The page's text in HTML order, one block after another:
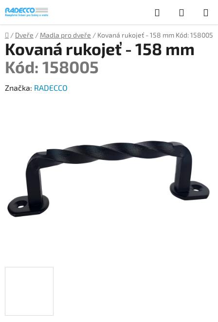
na
obsah
Hledat
KOŠÍK
Domů
/ Dveře / Madla pro dveře / Kovaná rukojeť - 158 mm Kód: 158005
Kovaná rukojeť - 158 mm
Kód: 158005
Značka: RADECCO